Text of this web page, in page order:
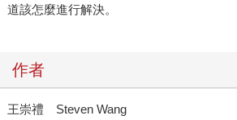
道該怎麼進行解決。
作者
王崇禮 Steven Wang